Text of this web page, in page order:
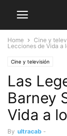
Home Cine y
Lecciones de Vida a
Cine y televisión
Las
Barney
Vida a
By ultracab -